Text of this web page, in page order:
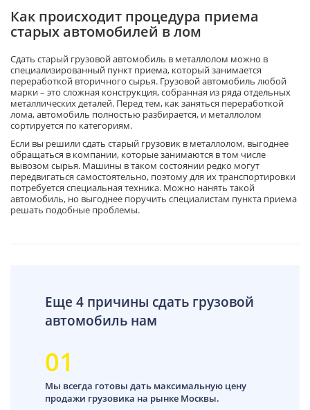
Как происходит процедура приема
старых автомобилей в лом
Сдать старый грузовой автомобиль в металлолом можно в
специализированный пункт приема, который занимается
переработкой вторичного сырья. Грузовой автомобиль любой
марки – это сложная конструкция, собранная из ряда отдельных
металлических деталей. Перед тем, как заняться переработкой
лома, автомобиль полностью разбирается, и металлолом
сортируется по категориям.
Если вы решили сдать старый грузовик в металлолом, выгоднее
обращаться в компании, которые занимаются в том числе
вывозом сырья. Машины в таком состоянии редко могут
передвигаться самостоятельно, поэтому для их транспортировки
потребуется специальная техника. Можно нанять такой
автомобиль, но выгоднее поручить специалистам пункта приема
решать подобные проблемы.
Еще 4 причины сдать грузовой
автомобиль нам
01
Мы всегда готовы дать максимальную цену
продажи грузовика на рынке Москвы.